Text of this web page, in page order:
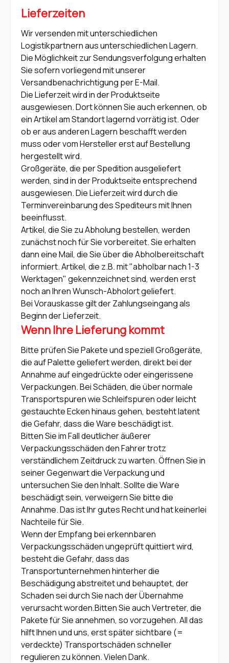
Lieferzeiten
Wir versenden mit unterschiedlichen
Logistikpartnern aus unterschiedlichen Lagern.
Die Möglichkeit zur Sendungsverfolgung erhalten
Sie sofern vorliegend mit unserer
Versandbenachrichtigung per E-Mail.
Die Lieferzeit wird in der Produktseite
ausgewiesen. Dort können Sie auch erkennen, ob
ein Artikel am Standort lagernd vorrätig ist. Oder
ob er aus anderen Lagern beschafft werden
muss oder vom Hersteller erst auf Bestellung
hergestellt wird.
Großgeräte, die per Spedition ausgeliefert
werden, sind in der Produktseite entsprechend
ausgewiesen. Die Lieferzeit wird durch die
Terminvereinbarung des Spediteurs mit Ihnen
beeinflusst.
Artikel, die Sie zu Abholung bestellen, werden
zunächst noch für Sie vorbereitet. Sie erhalten
dann eine Mail, die Sie über die Abholbereitschaft
informiert. Artikel, die z.B. mit "abholbar nach 1-3
Werktagen" gekennzeichnet sind, werden erst
noch an Ihren Wunsch-Abholort geliefert.
Bei Vorauskasse gilt der Zahlungseingang als
Beginn der Lieferzeit.
Wenn Ihre Lieferung kommt
Bitte prüfen Sie Pakete und speziell Großgeräte,
die auf Palette geliefert werden, direkt bei der
Annahme auf eingedrückte oder eingerissene
Verpackungen. Bei Schäden, die über normale
Transportspuren wie Schleifspuren oder leicht
gestauchte Ecken hinaus gehen, besteht latent
die Gefahr, dass die Ware beschädigt ist.
Bitten Sie im Fall deutlicher äußerer
Verpackungsschäden den Fahrer trotz
verständlichem Zeitdruck zu warten. Öffnen Sie in
seiner Gegenwart die Verpackung und
untersuchen Sie den Inhalt. Sollte die Ware
beschädigt sein, verweigern Sie bitte die
Annahme. Das ist Ihr gutes Recht und hat keinerlei
Nachteile für Sie.
Wenn der Empfang bei erkennbaren
Verpackungsschäden ungeprüft quittiert wird,
besteht die Gefahr, dass das
Transportunternehmen hinterher die
Beschädigung abstreitet und behauptet, der
Schaden sei durch Sie nach der Übernahme
verursacht worden.Bitten Sie auch Vertreter, die
Pakete für Sie annehmen, so vorzugehen. All das
hilft Ihnen und uns, erst später sichtbare (=
verdeckte) Transportschäden schneller
regulieren zu können. Vielen Dank.